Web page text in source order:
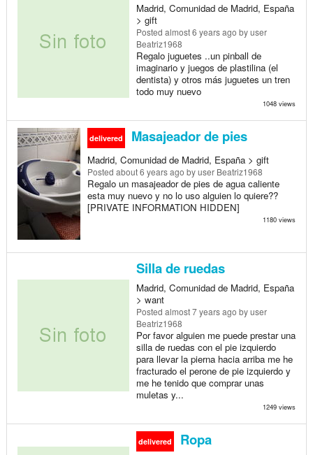
Madrid, Comunidad de Madrid, España
> gift
Posted almost 6 years ago by user
Beatriz1968
Regalo juguetes ..un pinball de
imaginario y juegos de plastilina (el
dentista) y otros más juguetes un tren
todo muy nuevo
1048 views
delivered Masajeador de pies
Madrid, Comunidad de Madrid, España > gift
Posted about 6 years ago by user Beatriz1968
Regalo un masajeador de pies de agua caliente
esta muy nuevo y no lo uso alguien lo quiere??
[PRIVATE INFORMATION HIDDEN]
1180 views
Silla de ruedas
Madrid, Comunidad de Madrid, España
> want
Posted almost 7 years ago by user
Beatriz1968
Por favor alguien me puede prestar una
silla de ruedas con el pie izquierdo
para llevar la pierna hacia arriba me he
fracturado el perone de pie izquierdo y
me he tenido que comprar unas
muletas y...
1249 views
delivered Ropa